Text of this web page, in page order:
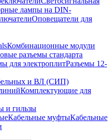
лампы на DIN-
Оповещатели для
Комбинационные модули
разъемы стандарта
для электроплитРазъемы 12-
и ВЛ (СИП)
Комплектующие для
и гильзы
Кабельные муфтыКабельные